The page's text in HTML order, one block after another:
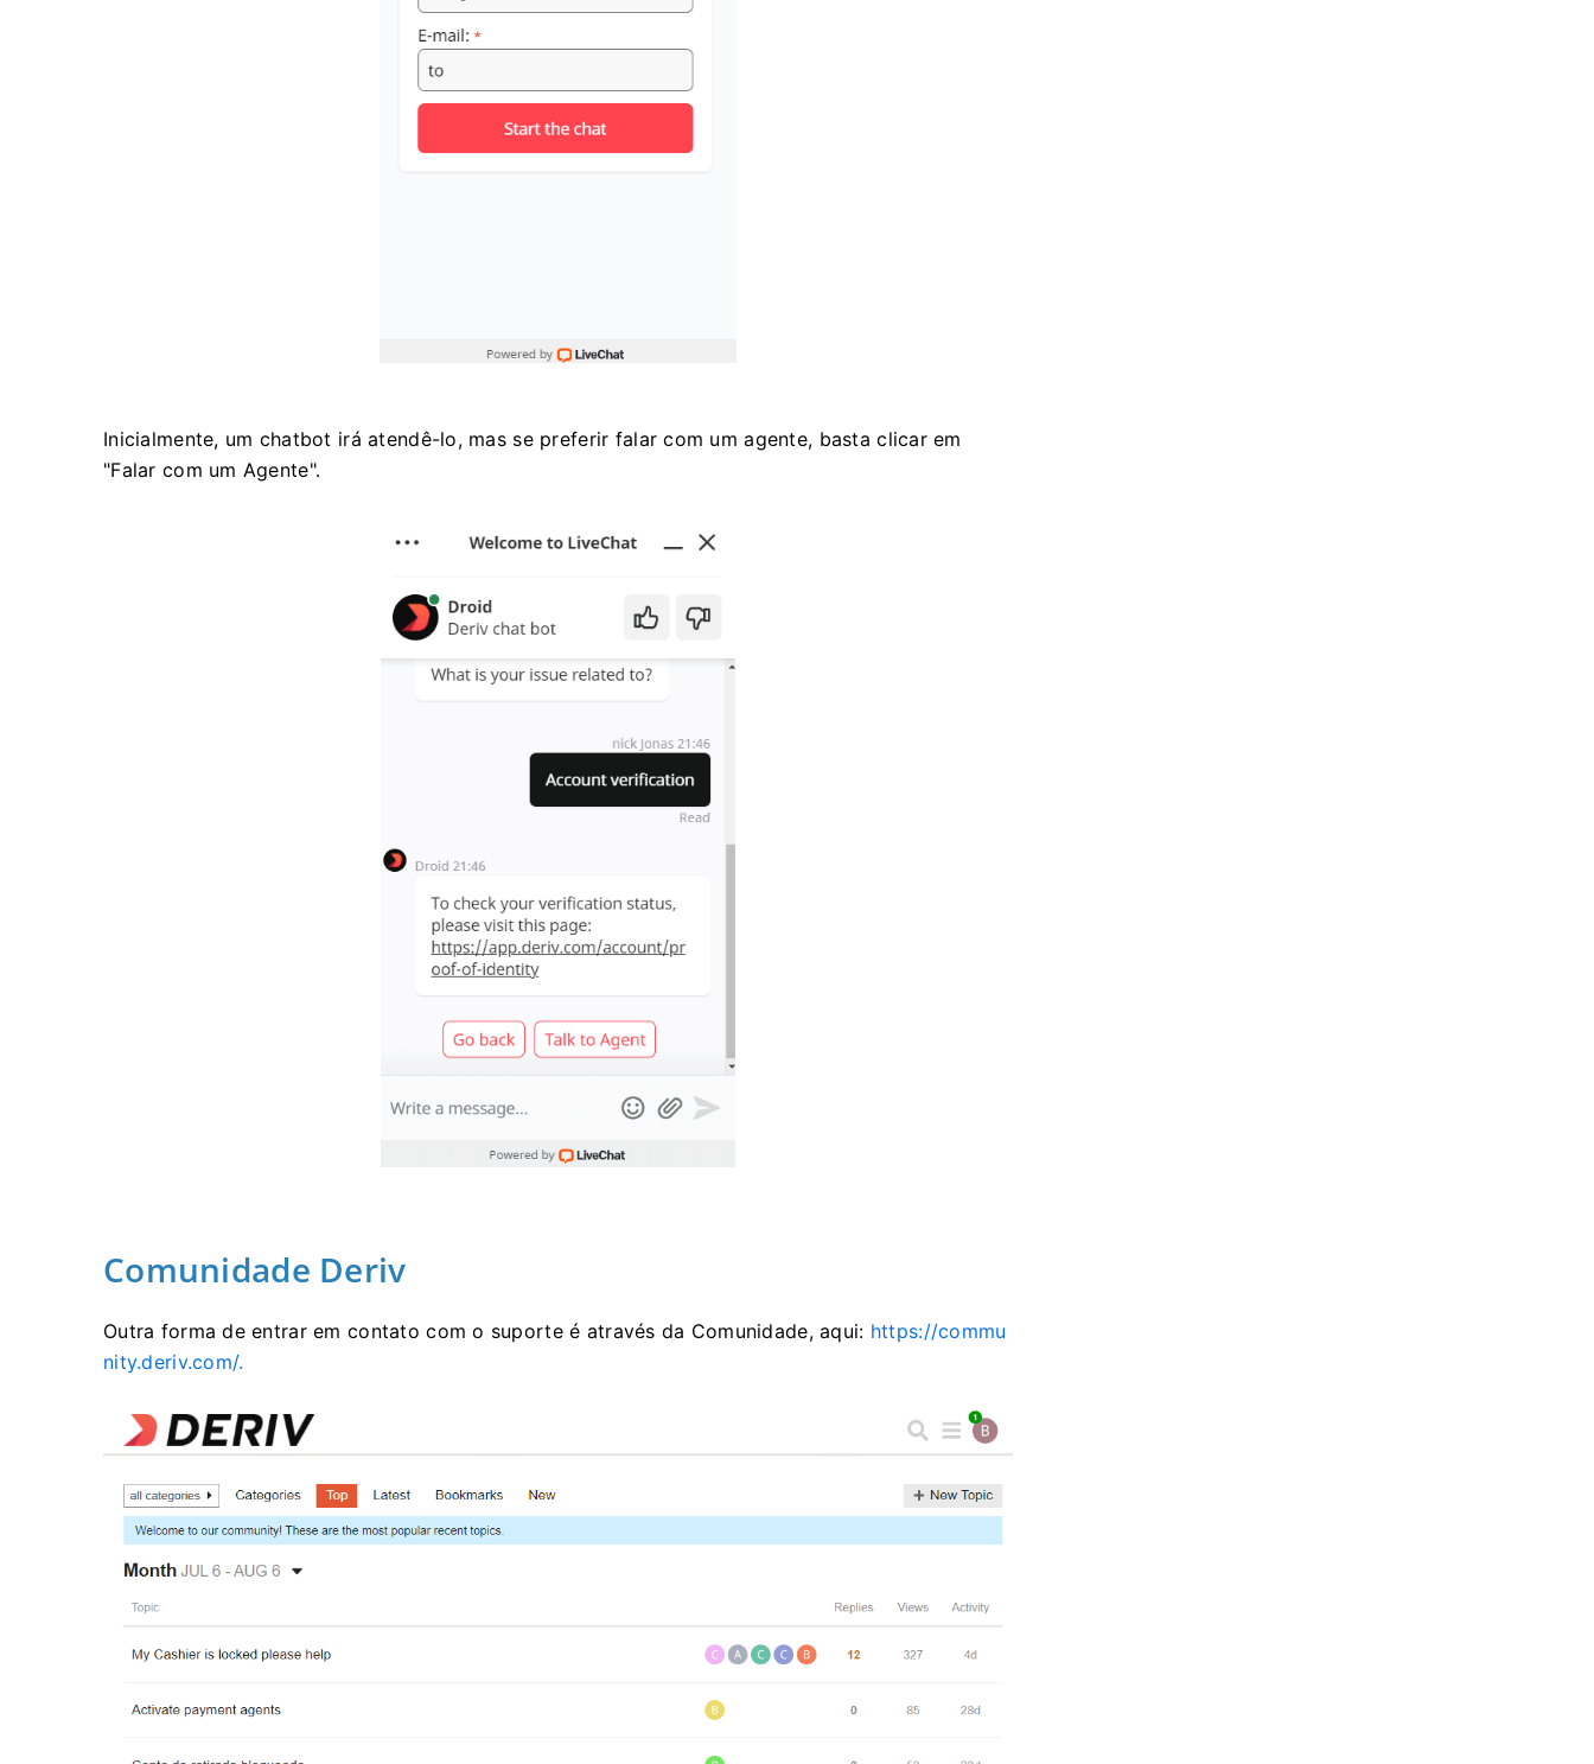
Inicialmente, um chatbot irá atendê-lo, mas se preferir falar com um agente, basta clicar em
"Falar com um Agente".
Comunidade Deriv
Outra forma de entrar em contato com o suporte é através da Comunidade, aqui: https://commu
nity.deriv.com/.